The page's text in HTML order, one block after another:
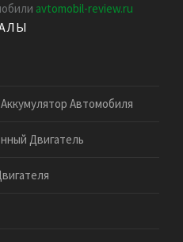
avtomobil-review.ru
Автомобиля
Двигатель